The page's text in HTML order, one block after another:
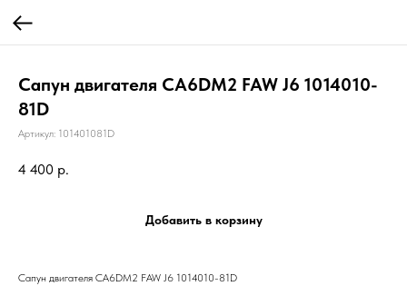
Сапун двигателя CA6DM2 FAW J6 1014010-
81D
Артикул: 101401081D
4 400 р.
Добавить в корзину
Сапун двигателя CA6DM2 FAW J6 1014010-81D